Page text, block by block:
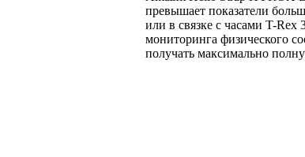
превышает показатели
или в связке с часами T-
мониторинга физического
получать максимально